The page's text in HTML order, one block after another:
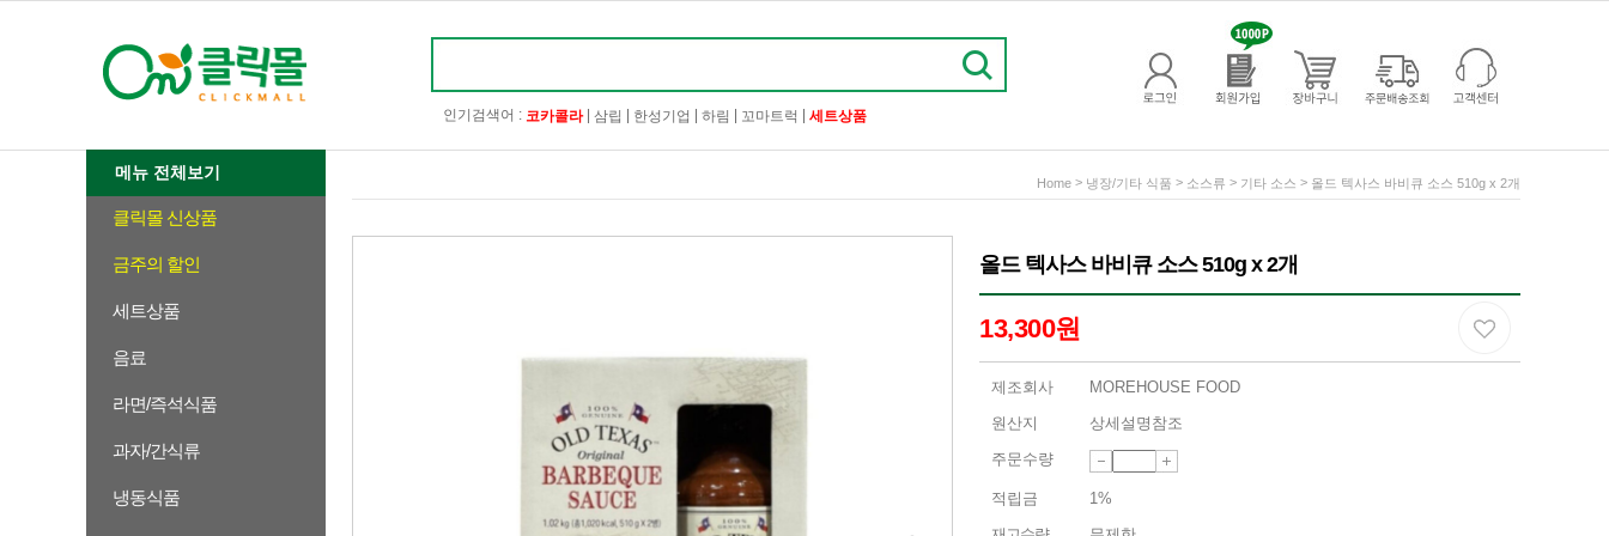
인기검색어 : 코카콜라| 삼립 한성기업 하림 꼬마트럭 세트상품
메뉴 전체보기
클릭몰 신상품
금주의 할인
세트상품
음료
라면/즉석식품
과자/간식류
냉동식품
Home > 냉장/기타 식품 > 소스류 > 기타 소스 > 올드 텍사스 바비큐 소스 510g x 2개
올드 텍사스 바비큐 소스 510g x 2개
13,300원
제조회사
MOREHOUSE FOOD
원산지
상세설명참조
주문수량
적립금
1%